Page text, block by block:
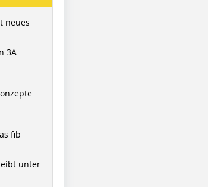
neues
3A
fib
unter